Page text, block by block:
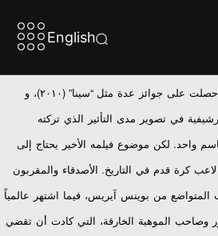
English
حصلت على جوائز عدة مثل “سينا” (٢٠١٠)، و
في تصوير مدى التأثير الذي تركته
واحد. لكن موضوع فيلمه الأخير يحتاج إلى
لاعب كرة قدم في التاريخ. الأصدقاء والمقربون
المتواضع من بوينس آيريس، فيما اشتهر عالمياً
وصاحب الموهبة الخارقة، التي كادت أن تقضي